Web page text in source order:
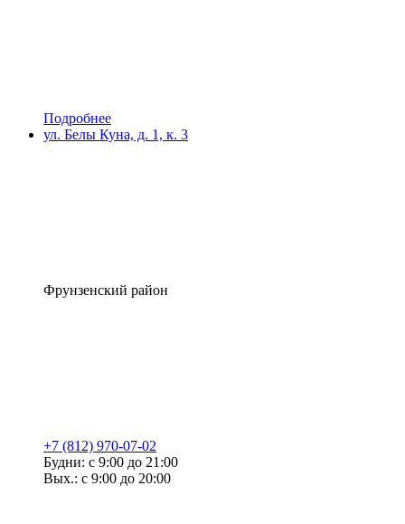
Подробнее
ул. Белы Куна, д. 1, к. 3
Фрунзенский район
+7 (812) 970-07-02
Будни: с 9:00 до 21:00
Вых.: с 9:00 до 20:00